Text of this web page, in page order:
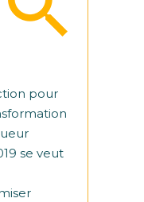
pour
se veut